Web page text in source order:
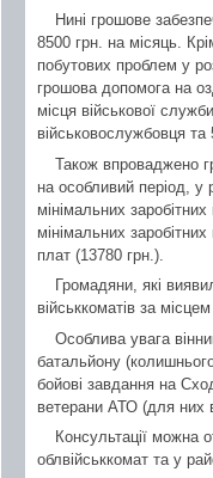
Нині грошове
8500 грн. на місяць.
побутових проблем у
грошова допомога на
місця військової
військовослужбовця та
Також впроваджено
на особливий період, у
мінімальних
мінімальних
плат (13780 грн.).
Громадяни, які
військкоматів за
Особлива увага
батальйону
бойові завдання на
ветерани АТО (для них
Консультації можна
облвійськкомат та у